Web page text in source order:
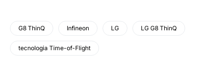
G8 ThinQ Infineon LG LG G8 ThinQ
tecnologia Time-of-Flight